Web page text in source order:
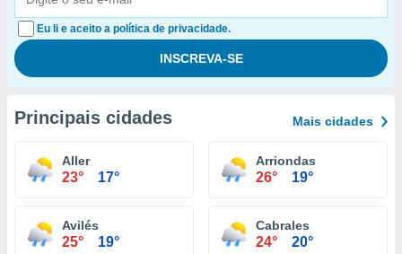
Eu li e aceito a política de privacidade.
Principais cidades Mais cidades
Aller
23° 17°
Arriondas
26° 19°
Avilés
25° 19°
Cabrales
24° 20°